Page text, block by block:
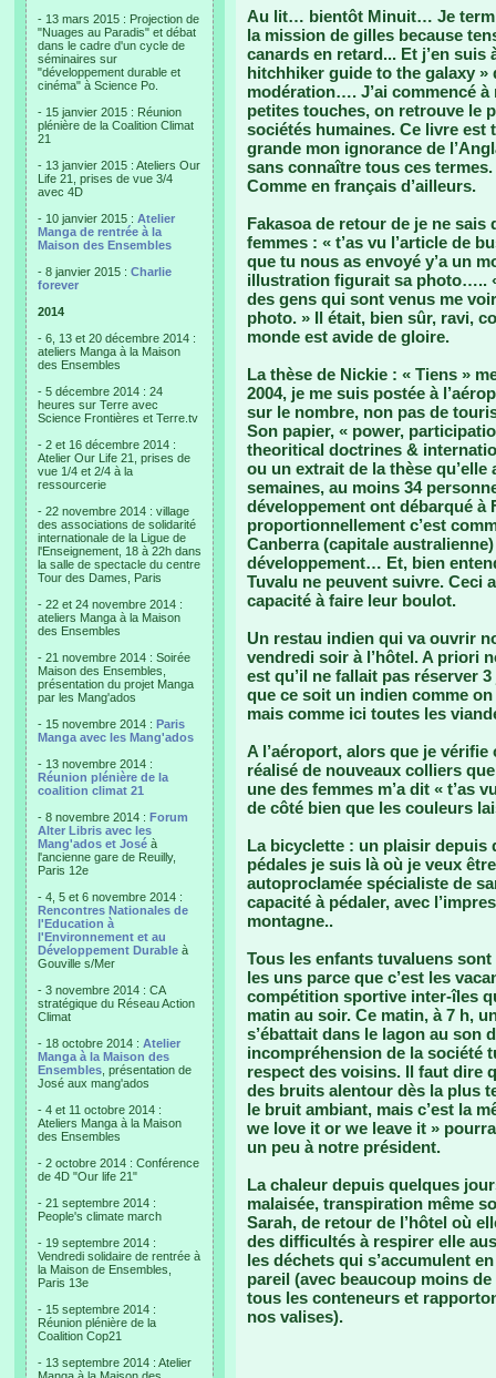
- 13 mars 2015 : Projection de
"Nuages au Paradis" et débat
dans le cadre d'un cycle de
séminaires sur
"développement durable et
cinéma" à Science Po.
- 15 janvier 2015 : Réunion
plénière de la Coalition Climat
21
- 13 janvier 2015 : Ateliers Our
Life 21, prises de vue 3/4
avec 4D
- 10 janvier 2015 : Atelier
Manga de rentrée à la
Maison des Ensembles
- 8 janvier 2015 : Charlie
forever
2014
- 6, 13 et 20 décembre 2014 :
ateliers Manga à la Maison
des Ensembles
- 5 décembre 2014 : 24
heures sur Terre avec
Science Frontières et Terre.tv
- 2 et 16 décembre 2014 :
Atelier Our Life 21, prises de
vue 1/4 et 2/4 à la
ressourcerie
- 22 novembre 2014 : village
des associations de solidarité
internationale de la Ligue de
l'Enseignement, 18 à 22h dans
la salle de spectacle du centre
Tour des Dames, Paris
- 22 et 24 novembre 2014 :
ateliers Manga à la Maison
des Ensembles
- 21 novembre 2014 : Soirée
Maison des Ensembles,
présentation du projet Manga
par les Mang'ados
- 15 novembre 2014 : Paris
Manga avec les Mang'ados
- 13 novembre 2014 :
Réunion plénière de la
coalition climat 21
- 8 novembre 2014 : Forum
Alter Libris avec les
Mang'ados et José à
l'ancienne gare de Reuilly,
Paris 12e
- 4, 5 et 6 novembre 2014 :
Rencontres Nationales de
l'Education à
l'Environnement et au
Développement Durable à
Gouville s/Mer
- 3 novembre 2014 : CA
stratégique du Réseau Action
Climat
- 18 octobre 2014 : Atelier
Manga à la Maison des
Ensembles , présentation de
José aux mang'ados
- 4 et 11 octobre 2014 :
Ateliers Manga à la Maison
des Ensembles
- 2 octobre 2014 : Conférence
de 4D "Our life 21"
- 21 septembre 2014 :
People's climate march
- 19 septembre 2014 :
Vendredi solidaire de rentrée à
la Maison de Ensembles,
Paris 13e
- 15 septembre 2014 :
Réunion plénière de la
Coalition Cop21
- 13 septembre 2014 : Atelier
Au lit… bientôt Minuit… Je
la mission de gilles because
canards en retard... Et j’en suis
hitchhiker guide to the galaxy
modération…. J’ai commencé à
petites touches, on retrouve le
sociétés humaines. Ce livre est
grande mon ignorance de
sans connaître tous ces
Comme en français d’ailleurs.
Fakasoa de retour de je ne
femmes : « t’as vu l’article de
que tu nous as envoyé y’a un
illustration figurait sa photo….. «
des gens qui sont venus me
photo. » Il était, bien sûr, ravi,
monde est avide de gloire.
La thèse de Nickie : « Tiens »
2004, je me suis postée à
sur le nombre, non pas de
Son papier, « power,
theoritical doctrines &
ou un extrait de la thèse qu’elle
semaines, au moins 34
développement ont débarqué
proportionnellement c’est
Canberra (capitale
développement… Et, bien
Tuvalu ne peuvent suivre. Ceci
capacité à faire leur boulot.
Un restau indien qui va ouvrir
vendredi soir à l’hôtel. A priori
est qu’il ne fallait pas réserver
que ce soit un indien comme
mais comme ici toutes les
A l’aéroport, alors que je
réalisé de nouveaux colliers
une des femmes m’a dit « t’as
de côté bien que les couleurs
La bicyclette : un plaisir depuis
pédales je suis là où je veux
autoproclamée spécialiste de
capacité à pédaler, avec
montagne..
Tous les enfants tuvaluens
les uns parce que c’est les
compétition sportive inter-îles
matin au soir. Ce matin, à 7 h,
s’ébattait dans le lagon au
incompréhension de la société
respect des voisins. Il faut dire
des bruits alentour dès la plus
le bruit ambiant, mais c’est la
we love it or we leave it »
un peu à notre président.
La chaleur depuis quelques
malaisée, transpiration même
Sarah, de retour de l’hôtel où
des difficultés à respirer elle
les déchets qui s’accumulent
pareil (avec beaucoup moins
tous les conteneurs et
nos valises).